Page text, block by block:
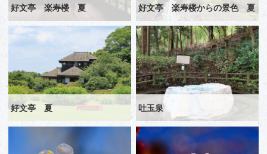
好文亭 楽寿楼 夏 好文亭 楽寿楼からの景色 夏
好文亭 夏 吐玉泉